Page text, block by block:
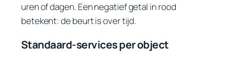
uren of dagen. Een negatief getal in rood
betekent: de beurt is over tijd.
Standaard-services per object